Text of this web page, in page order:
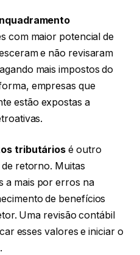
com maior potencial de
e não revisaram
mais impostos do
empresas que
estão expostas a
tributários é outro
retorno. Muitas
a mais por erros na
de benefícios
Uma revisão contábil
esses valores e iniciar o